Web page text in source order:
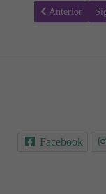
Artículo
Anterior
Facebook